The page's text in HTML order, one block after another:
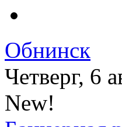
Обнинск
Четверг, 6
New!